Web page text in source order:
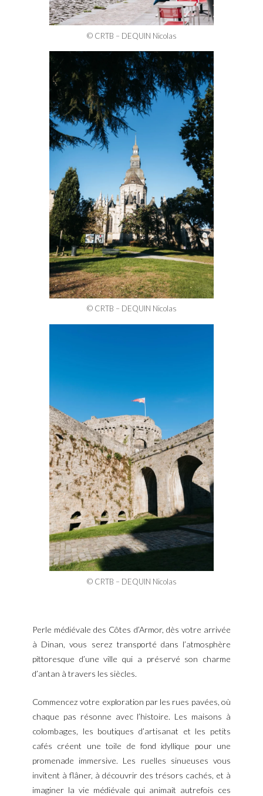
© CRTB – DEQUIN Nicolas
© CRTB – DEQUIN Nicolas
© CRTB – DEQUIN Nicolas
Perle médiévale des Côtes d’Armor, dès votre arrivée
à Dinan, vous serez transporté dans l’atmosphère
pittoresque d’une ville qui a préservé son charme
d’antan à travers les siècles.
Commencez votre exploration par les rues pavées, où
chaque pas résonne avec l’histoire. Les maisons à
colombages, les boutiques d’artisanat et les petits
cafés créent une toile de fond idyllique pour une
promenade immersive. Les ruelles sinueuses vous
invitent à flâner, à découvrir des trésors cachés, et à
imaginer la vie médiévale qui animait autrefois ces